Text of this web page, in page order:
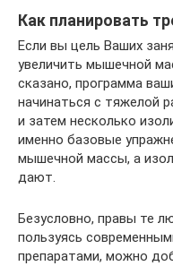
Как планировать
Если вы цель Ваших
увеличить мышечной
сказано, программа
начинаться с тяжелой
и затем несколько
именно базовые
мышечной массы, а
дают.
Безусловно, правы те
пользуясь
препаратами, можно